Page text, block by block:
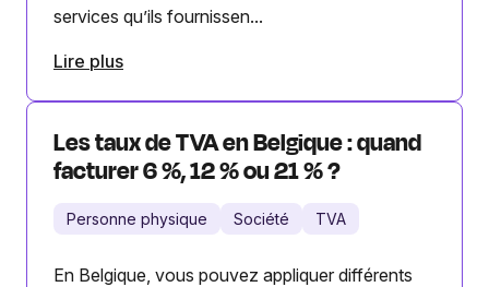
services qu’ils fournissen...
Lire plus
Les taux de TVA en Belgique : quand
facturer 6 %, 12 % ou 21 % ?
Personne physique Société TVA
En Belgique, vous pouvez appliquer différents